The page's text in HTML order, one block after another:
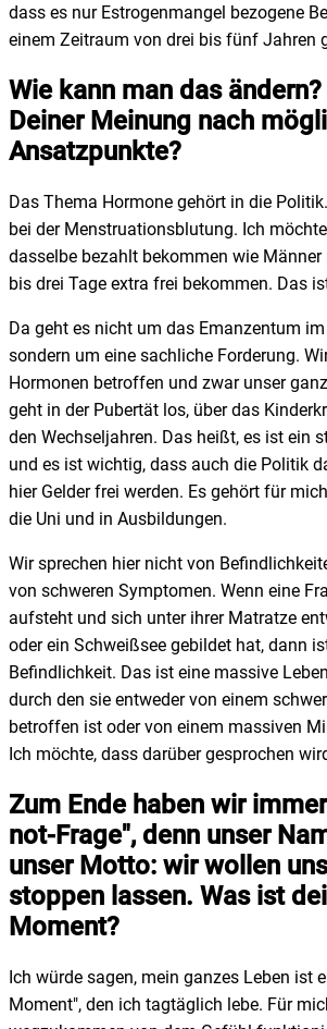
dass es nur Estrogenmangel bezogene
einem Zeitraum von drei bis fünf Jahren
Wie kann man das ändern?
Deiner Meinung nach
Ansatzpunkte?
Das Thema Hormone gehört in die
bei der Menstruationsblutung. Ich
dasselbe bezahlt bekommen wie
bis drei Tage extra frei bekommen. Das
Da geht es nicht um das Emanzentum
sondern um eine sachliche Forderung.
Hormonen betroffen und zwar unser
geht in der Pubertät los, über das
den Wechseljahren. Das heißt, es ist ein
und es ist wichtig, dass auch die Politik
hier Gelder frei werden. Es gehört für
die Uni und in Ausbildungen.
Wir sprechen hier nicht von
von schweren Symptomen. Wenn eine
aufsteht und sich unter ihrer Matratze
oder ein Schweißsee gebildet hat, dann
Befindlichkeit. Das ist eine massive
durch den sie entweder von einem
betroffen ist oder von einem massiven
Ich möchte, dass darüber gesprochen
Zum Ende haben wir
not-Frage", denn unser
unser Motto: wir wollen
stoppen lassen. Was ist
Moment?
Ich würde sagen, mein ganzes Leben ist
Moment", den ich tagtäglich lebe. Für